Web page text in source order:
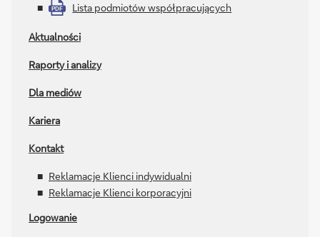
PDF Lista podmiotów współpracujących
Aktualności
Raporty i analizy
Dla mediów
Kariera
Kontakt
Reklamacje Klienci indywidualni
Reklamacje Klienci korporacyjni
Logowanie